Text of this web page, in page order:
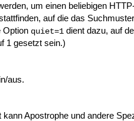
um einen beliebigen
auf die das Suchmuster
Option quiet=1 dient dazu, auf
1 gesetzt sein.)
aus.
Apostrophe und andere